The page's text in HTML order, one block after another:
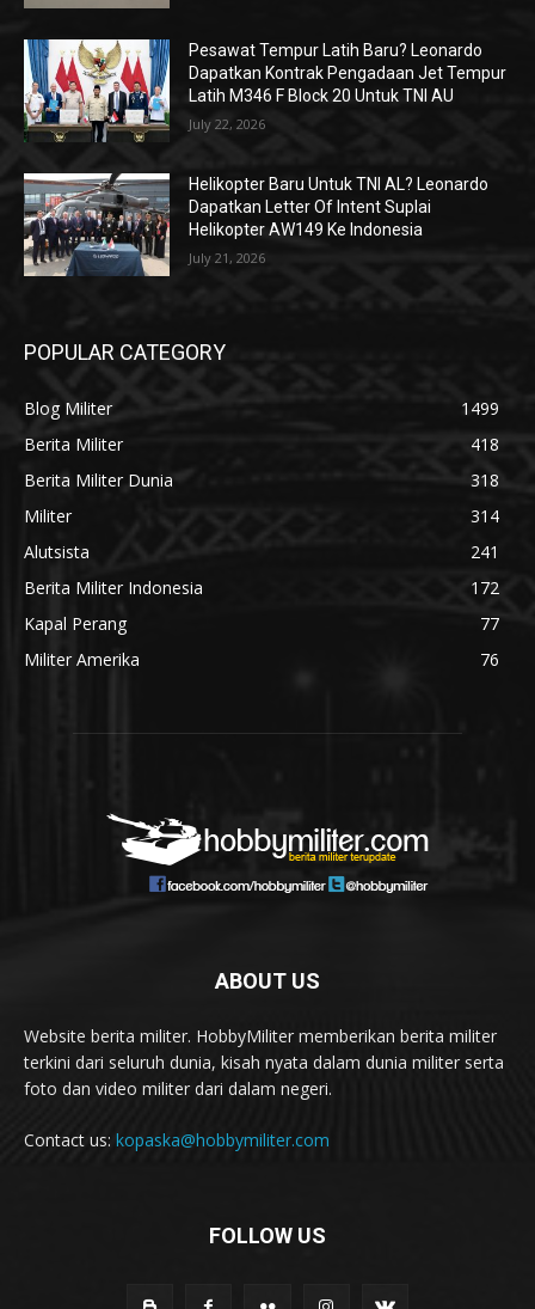
Pesawat Tempur Latih Baru? Leonardo
Dapatkan Kontrak Pengadaan Jet Tempur
Latih M346 F Block 20 Untuk TNI AU
July 22, 2026
Helikopter Baru Untuk TNI AL? Leonardo
Dapatkan Letter Of Intent Suplai
Helikopter AW149 Ke Indonesia
July 21, 2026
POPULAR CATEGORY
Blog Militer
1499
Berita Militer
418
Berita Militer Dunia
318
Militer
314
Alutsista
241
Berita Militer Indonesia
172
Kapal Perang
77
Militer Amerika
76
ABOUT US
Website berita militer. HobbyMiliter memberikan berita militer
terkini dari seluruh dunia, kisah nyata dalam dunia militer serta
foto dan video militer dari dalam negeri.
Contact us: kopaska@hobbymiliter.com
FOLLOW US